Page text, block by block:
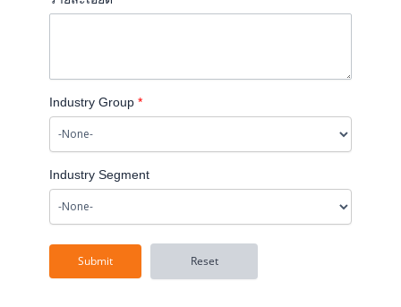
Industry Group *
Industry Segment